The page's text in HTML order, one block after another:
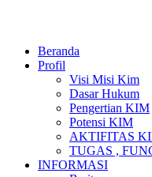
Beranda
Profil
Visi Misi Kim
Dasar Hukum
Pengertian KIM
Potensi KIM
AKTIFITAS
TUGAS ,
INFORMASI